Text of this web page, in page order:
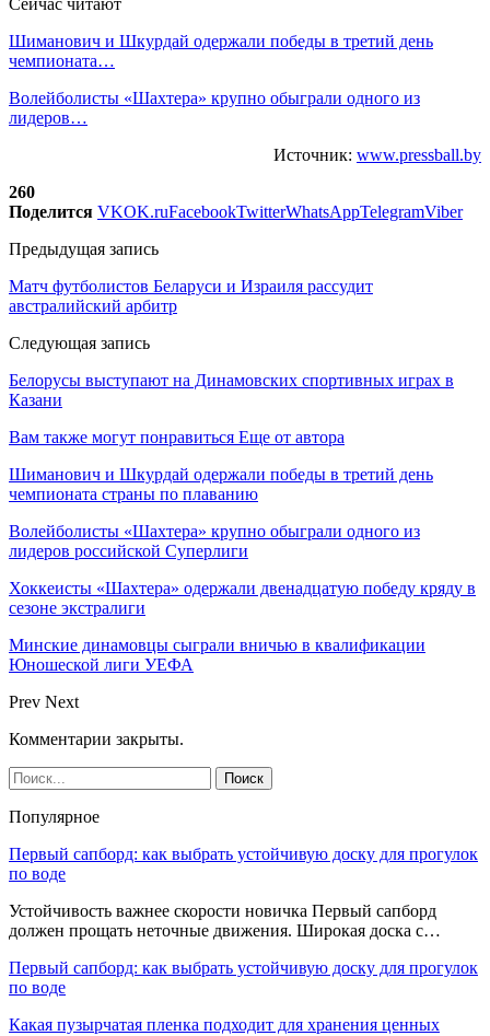
Шиманович и Шкурдай одержали победы в третий день
чемпионата…
Волейболисты «Шахтера» крупно обыграли одного из
лидеров…
Источник: www.pressball.by
260
Поделится VKOK.ruFacebookTwitterWhatsAppTelegramViber
Предыдущая запись
Матч футболистов Беларуси и Израиля рассудит
австралийский арбитр
Следующая запись
Белорусы выступают на Динамовских спортивных играх в
Казани
Вам также могут понравиться Еще от автора
Шиманович и Шкурдай одержали победы в третий день
чемпионата страны по плаванию
Волейболисты «Шахтера» крупно обыграли одного из
лидеров российской Суперлиги
Хоккеисты «Шахтера» одержали двенадцатую победу кряду в
сезоне экстралиги
Минские динамовцы сыграли вничью в квалификации
Юношеской лиги УЕФА
Prev Next
Комментарии закрыты.
Популярное
Первый сапборд: как выбрать устойчивую доску для прогулок
по воде
Устойчивость важнее скорости новичка Первый сапборд
должен прощать неточные движения. Широкая доска с…
Первый сапборд: как выбрать устойчивую доску для прогулок
по воде
Какая пузырчатая пленка подходит для хранения ценных